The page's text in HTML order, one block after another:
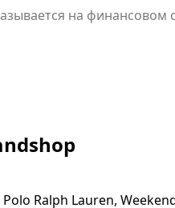
на финансовом
не должно быть
может завершить свое
Ralph Lauren,